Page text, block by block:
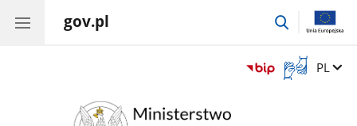
gov.pl
przejdź
Otwórz
okno
Zmień
PL